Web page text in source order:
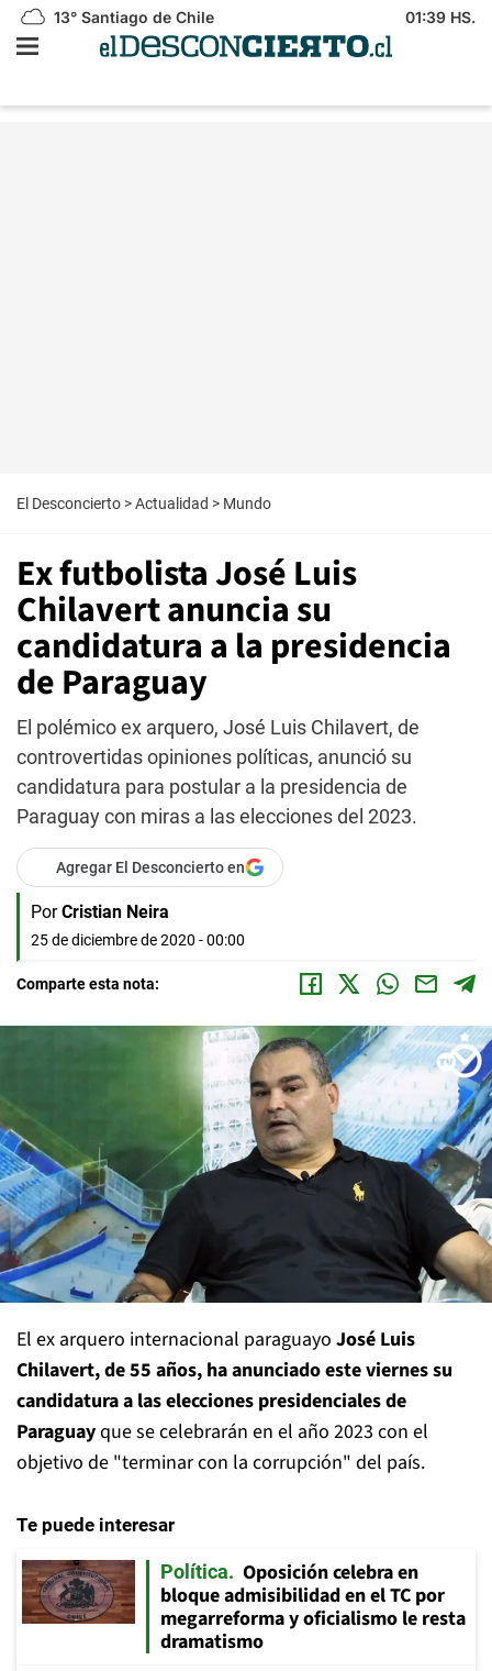
13° Santiago de Chile 01:39 HS.
El Desconcierto >Actualidad > Mundo
Ex futbolista José Luis
Chilavert anuncia su
candidatura a la presidencia
de Paraguay
El polémico ex arquero, José Luis Chilavert, de
controvertidas opiniones políticas, anunció su
candidatura para postular a la presidencia de
Paraguay con miras a las elecciones del 2023.
Agregar El Desconcierto en
Por Cristian Neira
25 de diciembre de 2020 - 00:00
Comparte esta nota:
El ex arquero internacional paraguayo José Luis
Chilavert, de 55 años, ha anunciado este viernes su
candidatura a las elecciones presidenciales de
Paraguayque se celebrarán en el año 2023 con el
objetivo de "terminar con la corrupción" del país.
Te puede interesar
Política
Oposición celebra en
bloque admisibilidad en el TC por
megarreforma y oficialismo le resta
dramatismo